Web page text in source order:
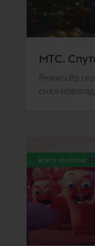
МТС.
Режиссёр
снял
всего голосов: